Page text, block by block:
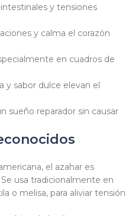
y tensiones
y calma el corazón
en cuadros de
y sabor dulce elevan el
sueño reparador sin causar
el azahar es
Se usa tradicionalmente en
o melisa, para aliviar tensión